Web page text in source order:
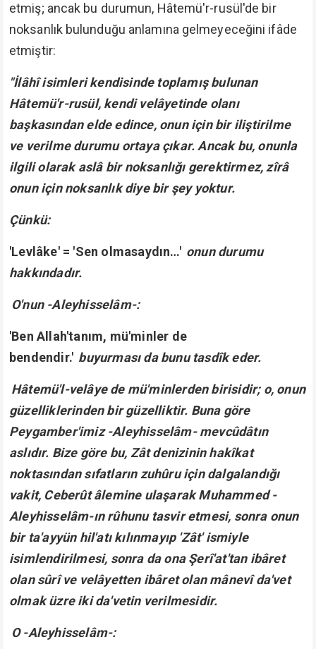
etmiş; ancak bu durumun, Hâtemü'r-rusül'de bir
noksanlık bulunduğu anlamına gelmeyeceğini ifâde
etmiştir:
"İlâhî isimleri kendisinde toplamış bulunan
Hâtemü'r-rusül, kendi velâyetinde olanı
başkasından elde edince, onun için bir iliştirilme
ve verilme durumu ortaya çıkar. Ancak bu, onunla
ilgili olarak aslâ bir noksanlığı gerektirmez, zîrâ
onun için noksanlık diye bir şey yoktur.
Çünkü:
'Levlâke' = 'Sen olmasaydın…' onun durumu
hakkındadır.
O'nun -Aleyhisselâm-:
'Ben Allah'tanım, mü'minler de
bendendir.' buyurması da bunu tasdîk eder.
Hâtemü'l-velâye de mü'minlerden birisidir; o, onun
güzelliklerinden bir güzelliktir. Buna göre
Peygamber'imiz -Aleyhisselâm- mevcûdâtın
aslıdır. Bize göre bu, Zât denizinin hakîkat
noktasından sıfatların zuhûru için dalgalandığı
vakit, Ceberût âlemine ulaşarak Muhammed -
Aleyhisselâm-ın rûhunu tasvir etmesi, sonra onun
bir ta'ayyün hil'atı kılınmayıp 'Zât' ismiyle
isimlendirilmesi, sonra da ona Şerî'at'tan ibâret
olan sûrî ve velâyetten ibâret olan mânevî da'vet
olmak üzre iki da'vetin verilmesidir.
O -Aleyhisselâm-: